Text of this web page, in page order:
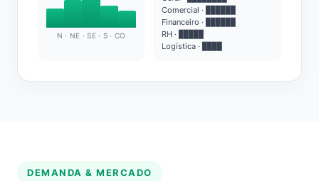
N · NE · SE · S · CO
Comercial · ██████
Financeiro · ██████
RH · █████
Logística · ████
DEMANDA & MERCADO